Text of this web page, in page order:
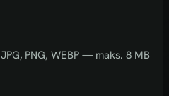
JPG, PNG, WEBP — maks. 8 MB